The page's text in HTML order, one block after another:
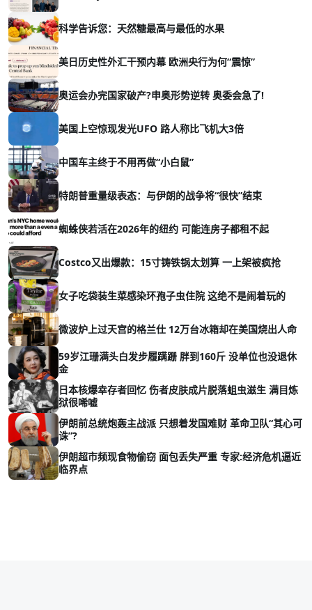
科学告诉您：天然糖最高与最低的水果
美日历史性外汇干预内幕 欧洲央行为何“震惊”
奥运会办完国家破产?申奥形势逆转 奥委会急了!
美国上空惊现发光UFO 路人称比飞机大3倍
中国车主终于不用再做“小白鼠”
特朗普重量级表态：与伊朗的战争将“很快”结束
蜘蛛侠若活在2026年的纽约 可能连房子都租不起
Costco又出爆款：15寸铸铁锅太划算 一上架被疯抢
女子吃袋装生菜感染环孢子虫住院 这绝不是闹着玩的
微波炉上过天宫的格兰仕 12万台冰箱却在美国烧出人命
59岁江珊满头白发步履蹒跚 胖到160斤 没单位也没退休
金
日本核爆幸存者回忆 伤者皮肤成片脱落蛆虫滋生 满目炼
狱很唏嘘
伊朗前总统炮轰主战派 只想着发国难财 革命卫队“其心可
诛”?
伊朗超市频现食物偷窃 面包丢失严重 专家:经济危机逼近
临界点